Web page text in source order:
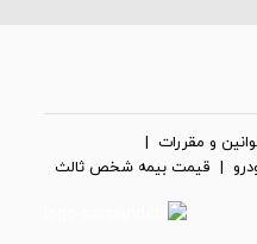
و مقررات |
| قیمت بیمه شخص ثالث